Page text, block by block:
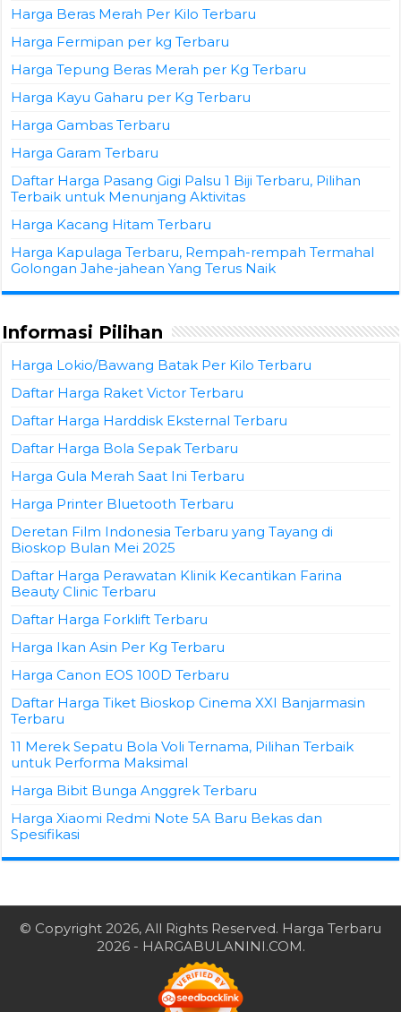
Harga Beras Merah Per Kilo Terbaru
Harga Fermipan per kg Terbaru
Harga Tepung Beras Merah per Kg Terbaru
Harga Kayu Gaharu per Kg Terbaru
Harga Gambas Terbaru
Harga Garam Terbaru
Daftar Harga Pasang Gigi Palsu 1 Biji Terbaru, Pilihan
Terbaik untuk Menunjang Aktivitas
Harga Kacang Hitam Terbaru
Harga Kapulaga Terbaru, Rempah-rempah Termahal
Golongan Jahe-jahean Yang Terus Naik
Informasi Pilihan
Harga Lokio/Bawang Batak Per Kilo Terbaru
Daftar Harga Raket Victor Terbaru
Daftar Harga Harddisk Eksternal Terbaru
Daftar Harga Bola Sepak Terbaru
Harga Gula Merah Saat Ini Terbaru
Harga Printer Bluetooth Terbaru
Deretan Film Indonesia Terbaru yang Tayang di
Bioskop Bulan Mei 2025
Daftar Harga Perawatan Klinik Kecantikan Farina
Beauty Clinic Terbaru
Daftar Harga Forklift Terbaru
Harga Ikan Asin Per Kg Terbaru
Harga Canon EOS 100D Terbaru
Daftar Harga Tiket Bioskop Cinema XXI Banjarmasin
Terbaru
11 Merek Sepatu Bola Voli Ternama, Pilihan Terbaik
untuk Performa Maksimal
Harga Bibit Bunga Anggrek Terbaru
Harga Xiaomi Redmi Note 5A Baru Bekas dan
Spesifikasi
© Copyright 2026, All Rights Reserved. Harga Terbaru
2026- HARGABULANINI.COM.